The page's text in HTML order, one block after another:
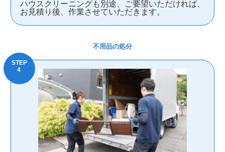
ハウスクリーニングも別途、ご要望いただければ、
お見積り後、作業させていただきます。
不用品の処分